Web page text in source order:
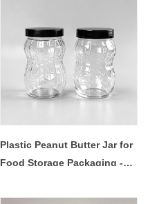
Plastic Peanut Butter Jar for
Food Storage Packaging -